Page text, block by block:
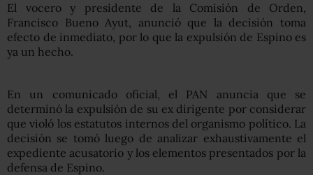
El vocero y presidente de la Comisión de Orden,
Francisco Bueno Ayut, anunció que la decisión toma
efecto de inmediato, por lo que la expulsión de Espino es
ya un hecho.
En un comunicado oficial, el PAN anuncia que se
determinó la expulsión de su ex dirigente por considerar
que violó los estatutos internos del organismo político. La
decisión se tomó luego de analizar exhaustivamente el
expediente acusatorio y los elementos presentados por la
defensa de Espino.